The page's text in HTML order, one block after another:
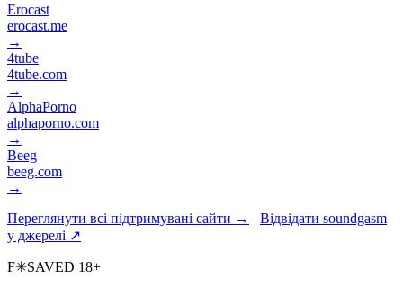
Erocast
erocast.me
→
4tube
4tube.com
→
AlphaPorno
alphaporno.com
→
Beeg
beeg.com
→
Переглянути всі підтримувані сайти →
Відвідати soundgasm
у джерелі ↗
F✳SAVED 18+